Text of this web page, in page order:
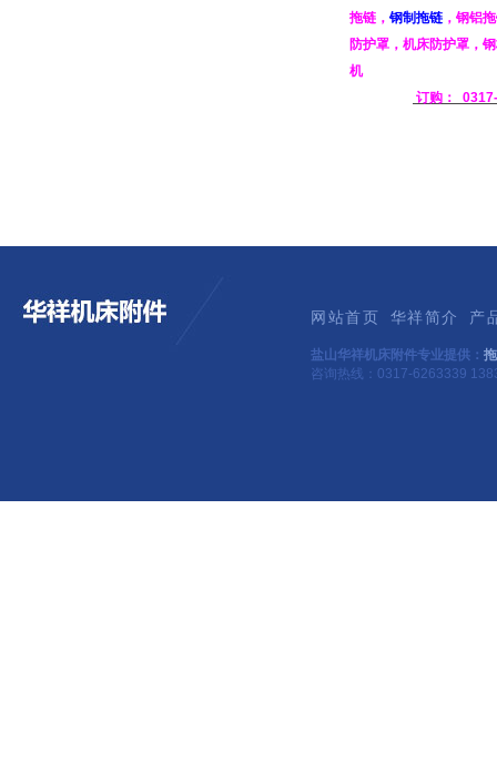
拖链 ， 钢制拖链 ， 钢铝
防护罩 ， 机床防护罩 ，
机
订购：
网站首页 华祥简介 产
盐山华祥机床附件专业提供：
咨询热线：0317-6263339